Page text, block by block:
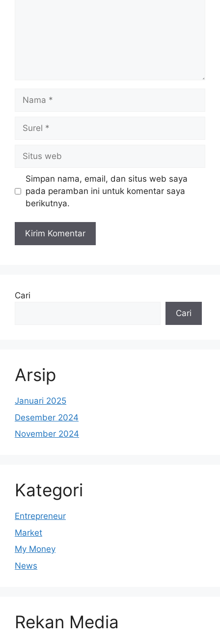
web
Simpan nama, email, dan situs web saya
pada peramban ini untuk komentar saya
berikutnya.
Cari
Cari
Arsip
Januari 2025
Desember 2024
November 2024
Kategori
Entrepreneur
Market
My Money
News
Rekan Media